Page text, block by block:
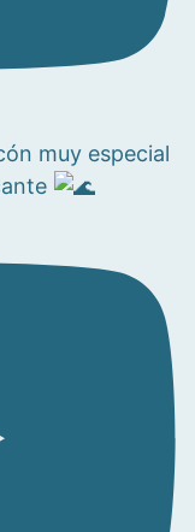
muy especial